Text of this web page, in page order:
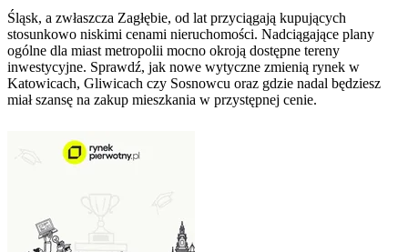
Śląsk, a zwłaszcza Zagłębie, od lat przyciągają kupujących
stosunkowo niskimi cenami nieruchomości. Nadciągające plany
ogólne dla miast metropolii mocno okroją dostępne tereny
inwestycyjne. Sprawdź, jak nowe wytyczne zmienią rynek w
Katowicach, Gliwicach czy Sosnowcu oraz gdzie nadal będziesz
miał szansę na zakup mieszkania w przystępnej cenie.